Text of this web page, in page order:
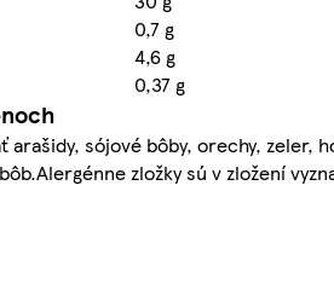
0,7 g
4,6 g
0,37 g
arašidy, sójové bôby, orechy, zeler,
zložky sú v zložení